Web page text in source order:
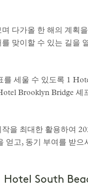
다가올 한 해의 계획
맞이할 수 있는 길을
세울 수 있도록 1
Brooklyn Bridge
을 최대한 활용하여
얻고, 동기 부여를 받으
Hotel South